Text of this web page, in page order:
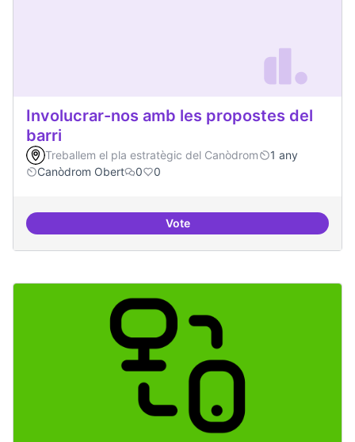
Involucrar-nos amb les propostes del
barri
Treballem el pla estratègic del Canòdrom
1 any
Canòdrom Obert
0 0
VoteInvolucrar-nos amb les